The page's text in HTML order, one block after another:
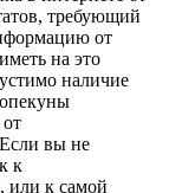
требующий
от
на это
наличие
вы не
к
или к самой